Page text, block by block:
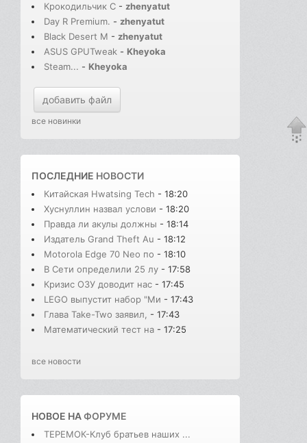
Крокодильчик С - zhenyatut
Day R Premium. - zhenyatut
Black Desert M - zhenyatut
ASUS GPUTweak - Kheyoka
Steam... - Kheyoka
добавить файл
все новинки
ПОСЛЕДНИЕ НОВОСТИ
Китайская Hwatsing Tech - 18:20
Хуснуллин назвал услови - 18:20
Правда ли акулы должны - 18:14
Издатель Grand Theft Au - 18:12
Motorola Edge 70 Neo по - 18:10
В Сети определили 25 лу - 17:58
Кризис ОЗУ доводит нас - 17:45
LEGO выпустит набор "Ми - 17:43
Глава Take-Two заявил, - 17:43
Математический тест на - 17:25
все новости
НОВОЕ НАФОРУМЕ
ТЕРЕМОК-Клуб братьев наших ...